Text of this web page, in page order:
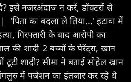
इसे नजरअंदाज न करें, डॉक्टरों से
|
'पिता का बदला ले लिया...' इटावा में
गिरफ्तारी के बाद आरोपी का
की शादी-2 बच्चों के पेरेंट्स, खान
शादी? सीमा ने बताई सोहेल खान
में पजेशन का इंतजार कर रहे थे